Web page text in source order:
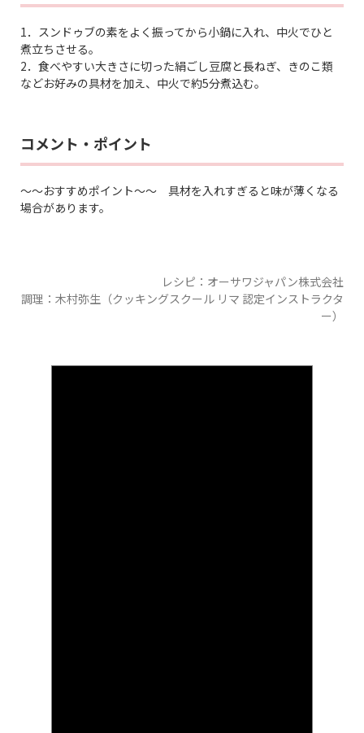
1．スンドゥブの素をよく振ってから小鍋に入れ、中火でひと
煮立ちさせる。
2．食べやすい大きさに切った絹ごし豆腐と長ねぎ、きのこ類
などお好みの具材を加え、中火で約5分煮込む。
コメント・ポイント
～～おすすめポイント～～ 具材を入れすぎると味が薄くなる
場合があります。
レシピ：オーサワジャパン株式会社
調理：木村弥生（クッキングスクール リマ 認定インストラクタ
ー）